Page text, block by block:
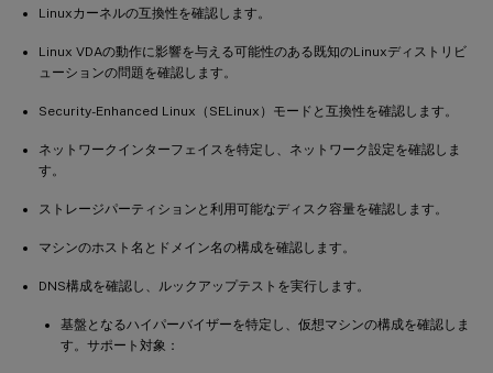
Linuxカーネルの互換性を確認します。
Linux VDAの動作に影響を与える可能性のある既知のLinuxディストリビ
ューションの問題を確認します。
Security-Enhanced Linux（SELinux）モードと互換性を確認します。
ネットワークインターフェイスを特定し、ネットワーク設定を確認しま
す。
ストレージパーティションと利用可能なディスク容量を確認します。
マシンのホスト名とドメイン名の構成を確認します。
DNS構成を確認し、ルックアップテストを実行します。
基盤となるハイパーバイザーを特定し、仮想マシンの構成を確認しま
す。サポート対象：